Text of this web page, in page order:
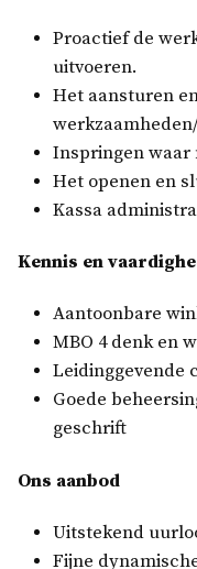
Proactief de
uitvoeren.
Het aansturen
Inspringen waar
Het openen en
Kassa
Kennis en
Aantoonbare
MBO 4 denk en
Leidinggevende
Goede
geschrift
Ons aanbod
Uitstekend
Fijne